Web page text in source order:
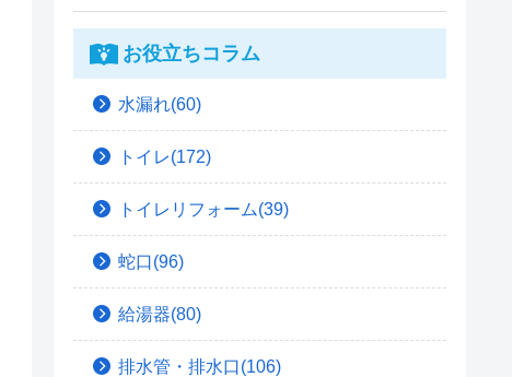
お役立ちコラム
水漏れ(60)
トイレ(172)
トイレリフォーム(39)
蛇口(96)
給湯器(80)
排水管・排水口(106)